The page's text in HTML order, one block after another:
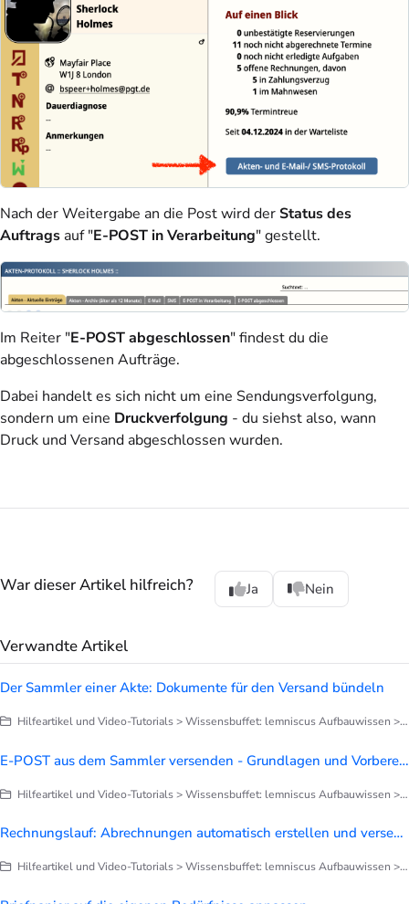
Nach der Weitergabe an die Post wird derStatus des
Auftrags auf "E-POST in Verarbeitung" gestellt.
Im Reiter "E-POST abgeschlossen" findest du die
abgeschlossenen Aufträge.
Dabei handelt es sich nicht um eine Sendungsverfolgung,
sondern um eine Druckverfolgung - du siehst also, wann
Druck und Versand abgeschlossen wurden.
War dieser Artikel hilfreich? Ja Nein
Verwandte Artikel
Der Sammler einer Akte: Dokumente für den Versand bündeln
Hilfeartikel und Video-Tutorials > Wissensbuffet: lemniscus Aufbauwissen > Briefe, Notizen, Dokumentation
E-POST aus dem Sammler versenden - Grundlagen und Vorbereitung
Hilfeartikel und Video-Tutorials > Wissensbuffet: lemniscus Aufbauwissen > Briefe, Notizen, Dokumentation
Rechnungslauf: Abrechnungen automatisch erstellen und versenden
Hilfeartikel und Video-Tutorials > Wissensbuffet: lemniscus Aufbauwissen > Finanzen > Alles zu Rechnungen